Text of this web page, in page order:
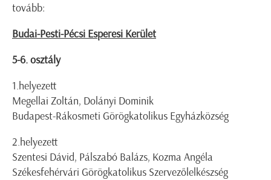
tovább:
Budai-Pesti-Pécsi Esperesi Kerület
5-6. osztály
1.helyezett
Megellai Zoltán, Dolányi Dominik
Budapest-Rákosmeti Görögkatolikus Egyházközség
2.helyezett
Szentesi Dávid, Pálszabó Balázs, Kozma Angéla
Székesfehérvári Görögkatolikus Szervezőlelkészség